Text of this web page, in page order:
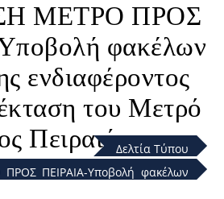
Δελτία Τύπου
ΠΕΙΡΑΙΑ-Υποβολή φακέλων
ΜΕΤΡΟ ΠΡΟΣ
φακέλων
ενδιαφέροντος
του Μετρό
Πειραιά
28/09/2006